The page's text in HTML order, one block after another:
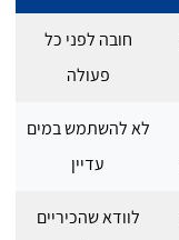
חובה לפני כל
פעולה
לא להשתמש במים
עדיין
לוודא שהכיריים